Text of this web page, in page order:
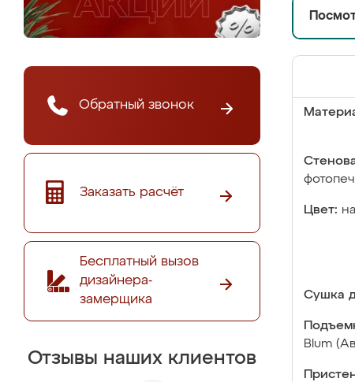
Обратный звонок
Заказать расчёт
Бесплатный вызов
дизайнера-
замерщика
Отзывы наших клиентов
Цвет:
Сушка
Blum